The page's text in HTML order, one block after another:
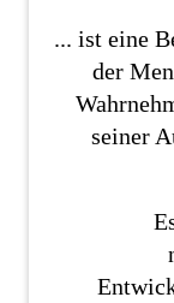
... ist eine
der
seiner